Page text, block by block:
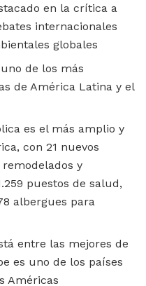
en la crítica a
internacionales
globales
de los más
de América Latina y el
es el más amplio y
con 21 nuevos
y
puestos de salud,
albergues para
entre las mejores de
es uno de los países
Américas